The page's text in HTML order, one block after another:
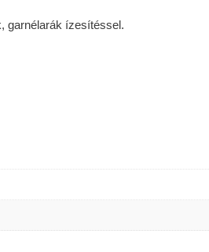
garnélarák ízesítéssel.